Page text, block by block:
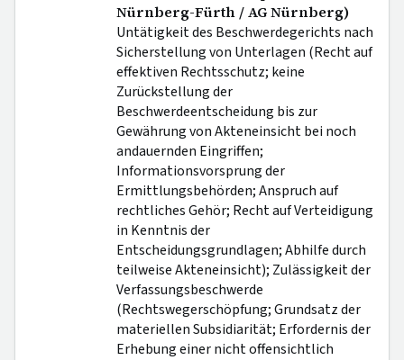
Nürnberg-Fürth / AG Nürnberg)
Untätigkeit des Beschwerdegerichts nach
Sicherstellung von Unterlagen (Recht auf
effektiven Rechtsschutz; keine
Zurückstellung der
Beschwerdeentscheidung bis zur
Gewährung von Akteneinsicht bei noch
andauernden Eingriffen;
Informationsvorsprung der
Ermittlungsbehörden; Anspruch auf
rechtliches Gehör; Recht auf Verteidigung
in Kenntnis der
Entscheidungsgrundlagen; Abhilfe durch
teilweise Akteneinsicht); Zulässigkeit der
Verfassungsbeschwerde
(Rechtswegerschöpfung; Grundsatz der
materiellen Subsidiarität; Erfordernis der
Erhebung einer nicht offensichtlich